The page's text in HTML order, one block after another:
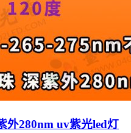
外280nm uv紫光led灯